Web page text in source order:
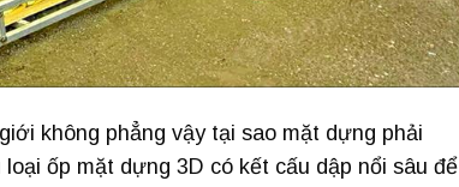
không phẳng vậy tại sao mặt dựng phải
ốp mặt dựng 3D có kết cấu dập nổi sâu để